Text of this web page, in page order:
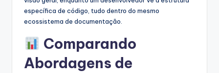
específica de código, tudo dentro do mesmo
ecossistema de documentação.
Comparando
Abordagens de